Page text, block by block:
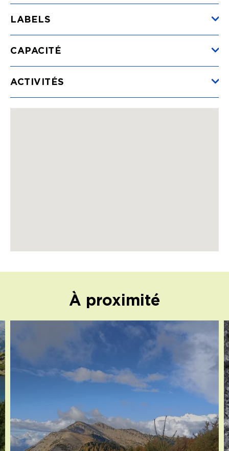
Min.141€ Max.392€
Min.665€
LABELS
CAPACITÉ
ACTIVITÉS
À proximité